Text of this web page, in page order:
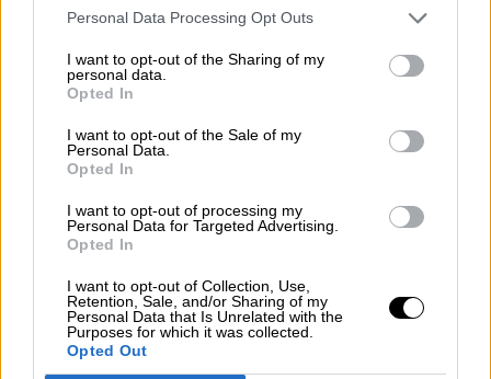
Personal Data Processing Opt Outs
I want to opt-out of the Sharing of my
personal data.
Opted In
I want to opt-out of the Sale of my
Personal Data.
Opted In
I want to opt-out of processing my
Personal Data for Targeted Advertising.
Opted In
I want to opt-out of Collection, Use,
Retention, Sale, and/or Sharing of my
Personal Data that Is Unrelated with the
Purposes for which it was collected.
Opted Out
NOTICIAS RELACIONADAS
La importancia de la Salud Mental
vista por profesionales